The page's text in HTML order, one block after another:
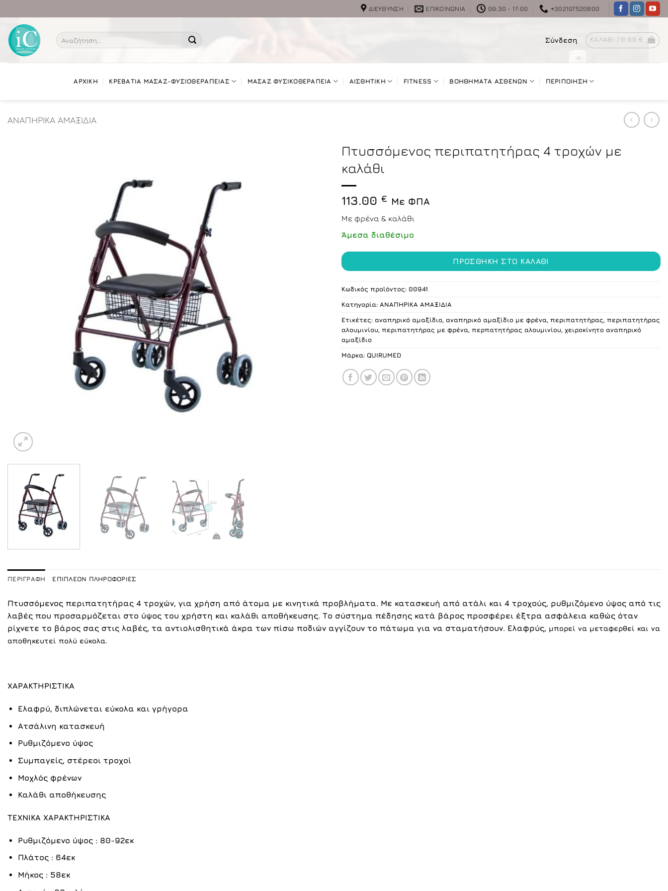
στο
περιεχόμενο
ΔΙΕΎΘΥΝΣΗ ΕΠΙΚΟΙΝΩΝΊΑ 09:30 - 17:00 +302107520800
Αναζήτηση
για:
Σύνδεση ΚΑΛΆΘΙ / 0.00 €
ΑΡΧΙΚΗ ΚΡΕΒΑΤΙΑ ΜΑΣΑΖ-ΦΥΣΙΟΘΕΡΑΠΕΙΑΣ ΜΑΣΑΖ ΦΥΣΙΚΟΘΕΡΑΠΕΙΑ ΑΙΣΘΗΤΙΚΗ FITNESS ΒΟΗΘΗΜΑΤΑ ΑΣΘΕΝΩΝ ΠΕΡΙΠΟΙΗΣΗ
ΑΝΑΠΗΡΙΚΑ ΑΜΑΞΙΔΙΑ
Πτυσσόμενος περιπατητήρας 4 τροχών με
καλάθι
113.00 € Με ΦΠΑ
Με φρένα & καλάθι
Άμεσα διαθέσιμο
ΠΡΟΣΘΉΚΗ ΣΤΟ ΚΑΛΆΘΙ
Κωδικός προϊόντος: 00941
Κατηγορία: ΑΝΑΠΗΡΙΚΑ ΑΜΑΞΙΔΙΑ
Ετικέτες: αναπηρικό αμαξίδιο, αναπηρικό αμαξίδιο με φρένα, περιπατητήρας, περιπατητήρας
αλουμινίου, περιπατητήρας με φρένα, περπατητήρας αλουμινίου, χειροκίνητο αναπηρικό
αμαξίδιο
Μάρκα: QUIRUMED
ΠΕΡΙΓΡΑΦΉ ΕΠΙΠΛΈΟΝ ΠΛΗΡΟΦΟΡΊΕΣ
Πτυσσόμενος περιπατητήρας 4 τροχών, για χρήση από άτομα με κινητικά προβλήματα. Με κατασκευή από ατάλι και 4 τροχούς, ρυθμιζόμενο ύψος από τις
λαβές που προσαρμόζεται στο ύψος του χρήστη και καλάθι αποθήκευσης. Το σύστημα πέδησης κατά βάρος προσφέρει έξτρα ασφάλεια καθώς όταν
ρίχνετε το βάρος σας στις λαβές, τα αντιολισθητικά άκρα των πίσω ποδιών αγγίζουν το πάτωμα για να σταματήσουν. Ελαφρύς, μπορεί να μεταφερθεί και να
αποθηκευτεί πολύ εύκολα.
ΧΑΡΑΚΤΗΡΙΣΤΙΚΑ
Ελαφρύ, διπλώνεται εύκολα και γρήγορα
Ατσάλινη κατασκευή
Ρυθμιζόμενο ύψος
Συμπαγείς, στέρεοι τροχοί
Μοχλός φρένων
Καλάθι αποθήκευσης
ΤΕΧΝΙΚΑ ΧΑΡΑΚΤΗΡΙΣΤΙΚΑ
Ρυθμιζόμενο ύψος : 80-92εκ
Πλάτος : 64εκ
Μήκος : 58εκ